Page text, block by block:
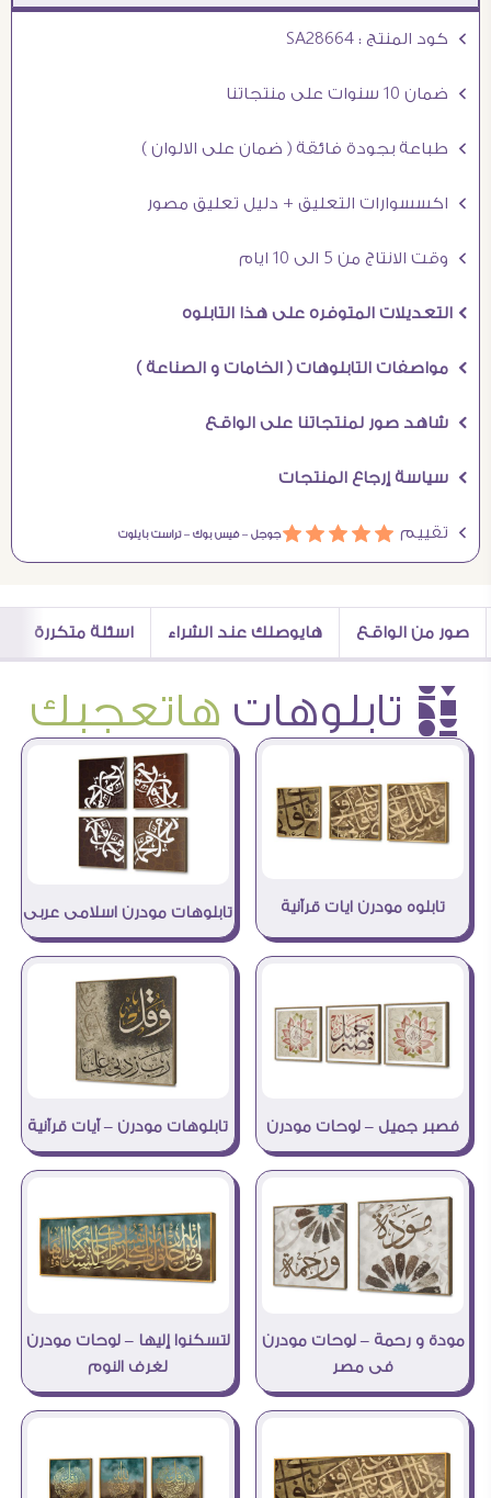
Ö كود المنتج : SA28664
Ö ضمان 10 سنوات على منتجاتنا
Ö طباعة بجودة فائقة ( ضمان على الالوان )
Ö اكسسوارات التعليق + دليل تعليق مصور
Ö وقت الانتاج من 5 الى 10 ايام
Ö التعديلات المتوفره على هذا التابلوه
Ö مواصفات التابلوهات ( الخامات و الصناعة )
Ö شاهد صور لمنتجاتنا على الواقع
Ö سياسة إرجاع المنتجات
Ö تقييم áááááجوجل –فيس بوك –تراست بايلوت
صور من الواقع هايوصلك عند الشراء اسئلة متكررة
è تابلوهات هاتعجبك
تابلوه مودرن ايات قرآنية تابلوهات مودرن اسلامى عربى
فصبر جميل – لوحات مودرن تابلوهات مودرن – آيات قرآنية
مودة و رحمة – لوحات مودرن
فى مصر
لتسكنوا إليها – لوحات مودرن
لغرف النوم